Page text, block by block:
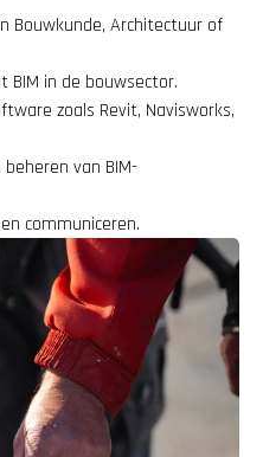
Bouwkunde, Architectuur of
BIM in de bouwsector.
zoals Revit, Navisworks,
van BIM-
communiceren.